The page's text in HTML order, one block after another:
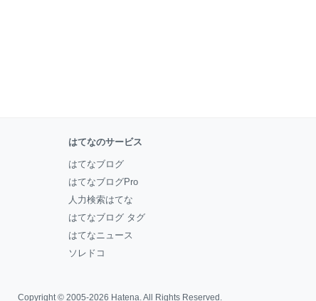
はてなのサービス
はてなブログ
はてなブログPro
人力検索はてな
はてなブログ タグ
はてなニュース
ソレドコ
Copyright © 2005-2026 Hatena. All Rights Reserved.